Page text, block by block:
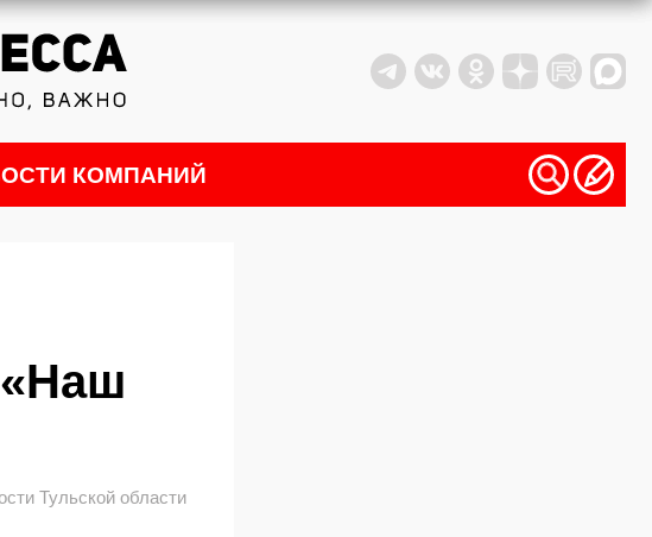
КОМПАНИЙ
Тульской области